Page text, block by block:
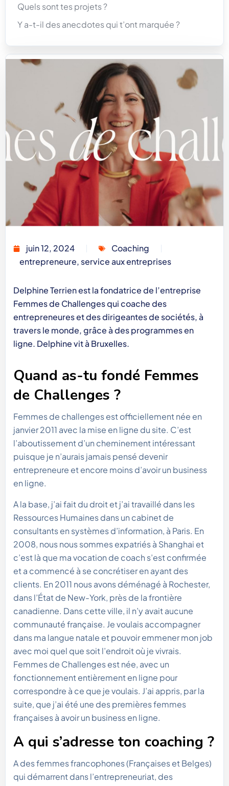
juin 12, 2024
Coaching
entrepreneure, service aux entreprises
Delphine Terrien est la fondatrice de l’entreprise
Femmes de Challenges qui coache des
entrepreneures et des dirigeantes de sociétés, à
travers le monde, grâce à des programmes en
ligne. Delphine vit à Bruxelles.
Quand as-tu fondé Femmes
de Challenges ?
Femmes de challenges est officiellement née en
janvier 2011 avec la mise en ligne du site. C’est
l’aboutissement d’un cheminement intéressant
puisque je n’aurais jamais pensé devenir
entrepreneure et encore moins d’avoir un business
en ligne.
A la base, j’ai fait du droit et j’ai travaillé dans les
Ressources Humaines dans un cabinet de
consultants en systèmes d’information, à Paris. En
2008, nous nous sommes expatriés à Shanghai et
c’est là que ma vocation de coach s’est confirmée
et a commencé à se concrétiser en ayant des
clients. En 2011 nous avons déménagé à Rochester,
dans l’État de New-York, près de la frontière
canadienne. Dans cette ville, il n’y avait aucune
communauté française. Je voulais accompagner
dans ma langue natale et pouvoir emmener mon job
avec moi quel que soit l’endroit où je vivrais.
Femmes de Challenges est née, avec un
fonctionnement entièrement en ligne pour
correspondre à ce que je voulais. J’ai appris, par la
suite, que j’ai été une des premières femmes
françaises à avoir un business en ligne.
A qui s’adresse ton coaching ?
A des femmes francophones (Françaises et Belges)
qui démarrent dans l’entrepreneuriat, des
Quels sont tes projets ?
Y a-t-il des anecdotes qui t’ont marquée ?